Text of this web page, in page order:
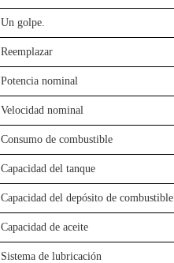
Un golpe.
Reemplazar
Potencia nominal
Velocidad nominal
Consumo de combustible
Capacidad del tanque
Capacidad del depósito de combustible
Capacidad de aceite
Sistema de lubricación